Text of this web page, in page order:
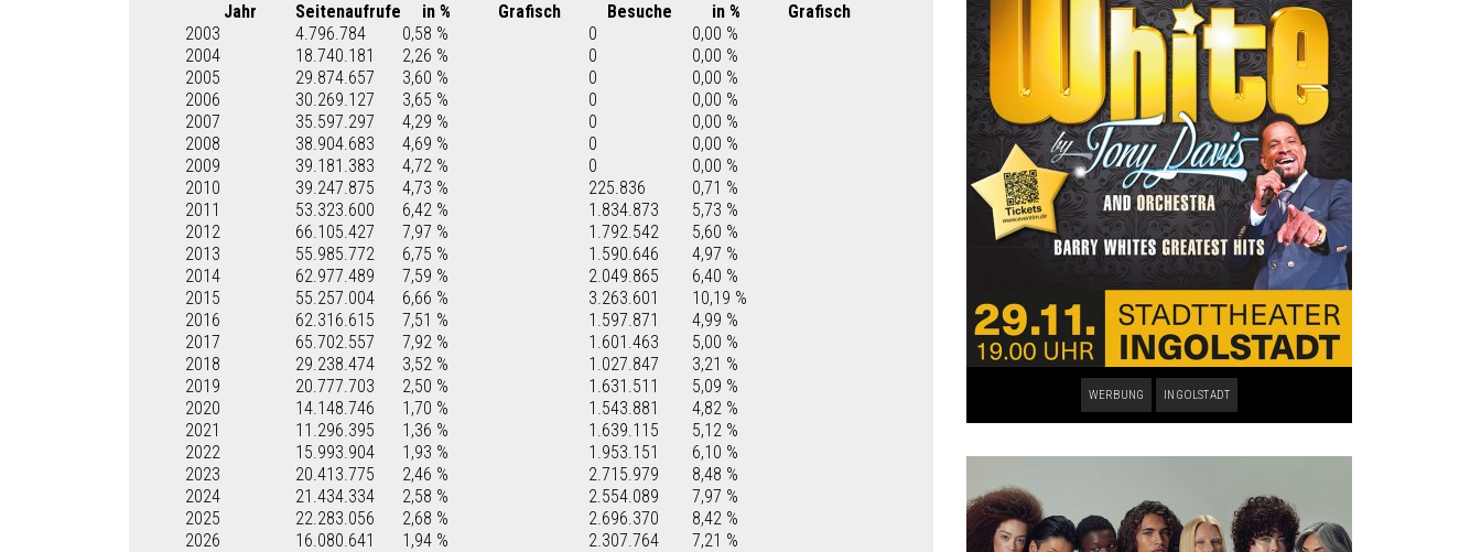
Jahr Seitenaufrufe in % Grafisch Besuche in %
Grafisch
2003
4.796.784 0,58 % 0
0,00 %
2004
18.740.181 2,26 % 0
0,00 %
2005
29.874.657 3,60 % 0
0,00 %
2006
30.269.127 3,65 % 0
0,00 %
2007
35.597.297 4,29 % 0
0,00 %
2008
38.904.683 4,69 % 0
0,00 %
2009
39.181.383 4,72 % 0
0,00 %
2010
39.247.875 4,73 % 225.836
0,71 %
2011
53.323.600 6,42 % 1.834.873
5,73 %
2012
66.105.427 7,97 % 1.792.542
5,60 %
2013
55.985.772 6,75 % 1.590.646
4,97 %
2014
62.977.489 7,59 % 2.049.865
6,40 %
2015
55.257.004 6,66 % 3.263.601
10,19 %
2016
62.316.615 7,51 % 1.597.871
4,99 %
2017
65.702.557 7,92 % 1.601.463
5,00 %
2018
29.238.474 3,52 % 1.027.847
3,21 %
2019
20.777.703 2,50 % 1.631.511
5,09 %
2020
14.148.746 1,70 % 1.543.881
4,82 %
2021
11.296.395 1,36 % 1.639.115
5,12 %
2022
15.993.904 1,93 % 1.953.151
6,10 %
2023
20.413.775 2,46 % 2.715.979
8,48 %
2024
21.434.334 2,58 % 2.554.089
7,97 %
2025
22.283.056 2,68 % 2.696.370
8,42 %
2026
16.080.641 1,94 % 2.307.764 7,21 %
WERBUNG INGOLSTADT